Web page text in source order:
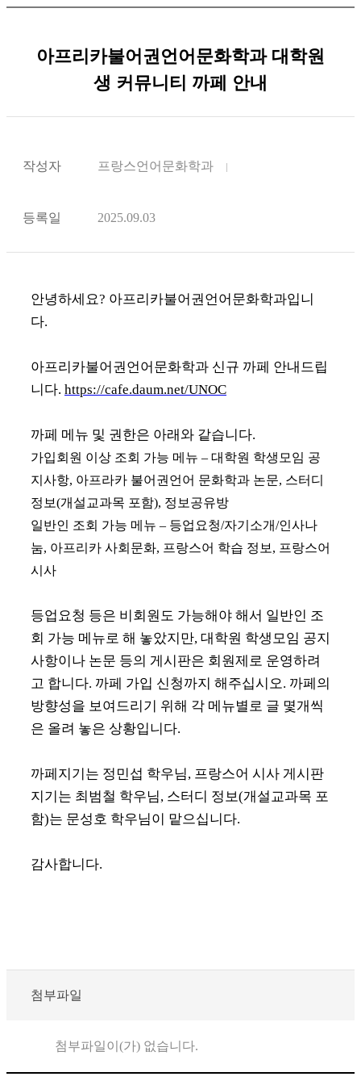
아프리카불어권언어문화학과 대학원
생 커뮤니티 까페 안내
작성자 프랑스언어문화학과
등록일 2025.09.03
안녕하세요? 아프리카불어권언어문화학과입니
다.
아프리카불어권언어문화학과 신규 까페 안내드립
니다. https://cafe.daum.net/UNOC
까페 메뉴 및 권한은 아래와 같습니다.
가입회원 이상 조회 가능 메뉴 – 대학원 학생모임 공
지사항, 아프라카 불어권언어 문화학과 논문, 스터디
정보(개설교과목 포함), 정보공유방
일반인 조회 가능 메뉴 – 등업요청/자기소개/인사나
눔, 아프리카 사회문화, 프랑스어 학습 정보, 프랑스어
시사
등업요청 등은 비회원도 가능해야 해서 일반인 조
회 가능 메뉴로 해 놓았지만, 대학원 학생모임 공지
사항이나 논문 등의 게시판은 회원제로 운영하려
고 합니다. 까페 가입 신청까지 해주십시오. 까페의
방향성을 보여드리기 위해 각 메뉴별로 글 몇개씩
은 올려 놓은 상황입니다.
까페지기는 정민섭 학우님, 프랑스어 시사 게시판
지기는 최범철 학우님, 스터디 정보(개설교과목 포
함)는 문성호 학우님이 맡으십니다.
감사합니다.
첨부파일
첨부파일이(가) 없습니다.